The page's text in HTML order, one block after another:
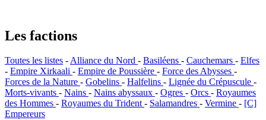
Les factions
Toutes les listes -Alliance du Nord - Basiléens - Cauchemars - Elfes
- Empire Xirkaali - Empire de Poussière - Force des Abysses -
Forces de la Nature - Gobelins - Halfelins - Lignée du Crépuscule -
Morts-vivants - Nains - Nains abyssaux - Ogres - Orcs - Royaumes
des Hommes - Royaumes du Trident- Salamandres - Vermine - [C]
Empereurs